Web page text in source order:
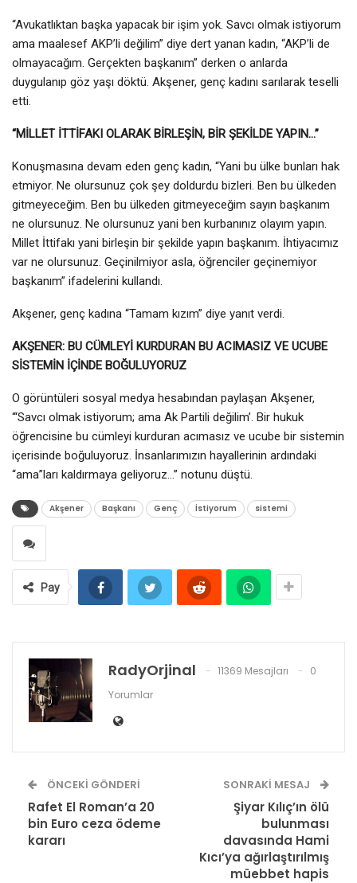
“Avukatlıktan başka yapacak bir işim yok. Savcı olmak istiyorum
ama maalesef AKP’li değilim” diye dert yanan kadın, “AKP’li de
olmayacağım. Gerçekten başkanım” derken o anlarda
duygulanıp göz yaşı döktü. Akşener, genç kadını sarılarak teselli
etti.
“MİLLET İTTİFAKI OLARAK BİRLEŞİN, BİR ŞEKİLDE YAPIN…”
Konuşmasına devam eden genç kadın, “Yani bu ülke bunları hak
etmiyor. Ne olursunuz çok şey doldurdu bizleri. Ben bu ülkeden
gitmeyeceğim. Ben bu ülkeden gitmeyeceğim sayın başkanım
ne olursunuz. Ne olursunuz yani ben kurbanınız olayım yapın.
Millet İttifakı yani birleşin bir şekilde yapın başkanım. İhtiyacımız
var ne olursunuz. Geçinilmiyor asla, öğrenciler geçinemiyor
başkanım” ifadelerini kullandı.
Akşener, genç kadına “Tamam kızım” diye yanıt verdi.
AKŞENER: BU CÜMLEYİ KURDURAN BU ACIMASIZ VE UCUBE
SİSTEMİN İÇİNDE BOĞULUYORUZ
O görüntüleri sosyal medya hesabından paylaşan Akşener,
“‘Savcı olmak istiyorum; ama Ak Partili değilim’. Bir hukuk
öğrencisine bu cümleyi kurduran acımasız ve ucube bir sistemin
içerisinde boğuluyoruz. İnsanlarımızın hayallerinin ardındaki
“ama”ları kaldırmaya geliyoruz…” notunu düştü.
Akşener Başkanı Genç İstiyorum sistemi
Pay
RadyOrjinal 11369 Mesajları
0
Yorumlar
ÖNCEKI GÖNDERI
Rafet El Roman’a 20
bin Euro ceza ödeme
kararı
SONRAKI MESAJ
Şiyar Kılıç’ın ölü
bulunması
davasında Hami
Kıcı’ya ağırlaştırılmış
müebbet hapis